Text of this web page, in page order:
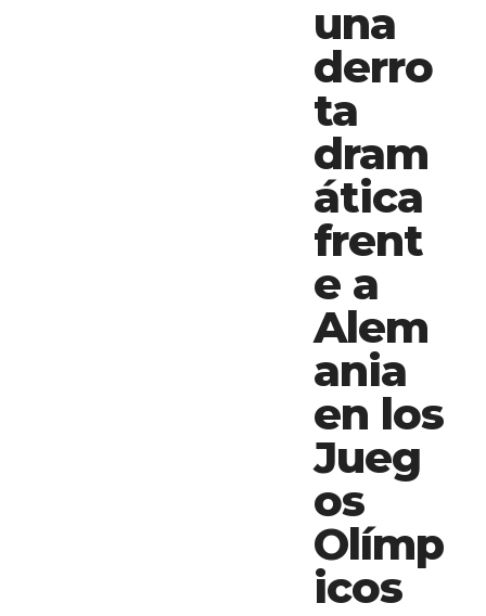
una
derro
ta
dram
ática
frent
e a
Alem
ania
en los
Jueg
os
Olímp
icos